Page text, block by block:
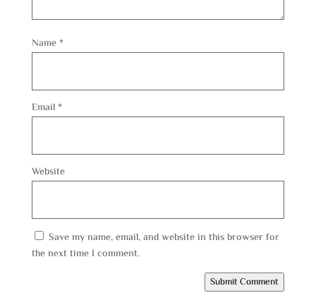
Name *
Email *
Website
Save my name, email, and website in this browser for
the next time I comment.
Submit Comment